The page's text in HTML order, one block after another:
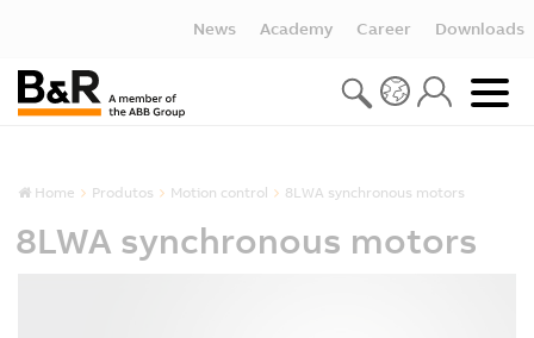
News Academy Career Downloads
Home Produtos Motion control 8LWA synchronous motors
8LWA synchronous motors